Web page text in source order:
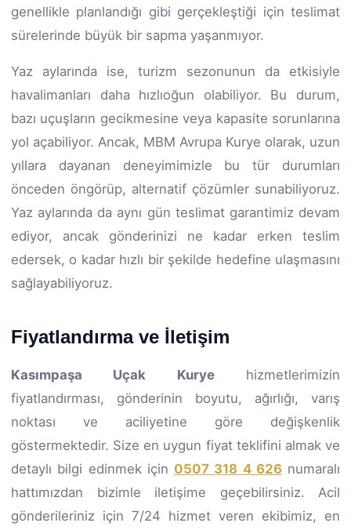
genellikle planlandığı gibi gerçekleştiği için teslimat
sürelerinde büyük bir sapma yaşanmıyor.
Yaz aylarında ise, turizm sezonunun da etkisiyle
havalimanları daha hızlıoğun olabiliyor. Bu durum,
bazı uçuşların gecikmesine veya kapasite sorunlarına
yol açabiliyor. Ancak, MBM Avrupa Kurye olarak, uzun
yıllara dayanan deneyimimizle bu tür durumları
önceden öngörüp, alternatif çözümler sunabiliyoruz.
Yaz aylarında da aynı gün teslimat garantimiz devam
ediyor, ancak gönderinizi ne kadar erken teslim
edersek, o kadar hızlı bir şekilde hedefine ulaşmasını
sağlayabiliyoruz.
Fiyatlandırma ve İletişim
Kasımpaşa Uçak Kuryehizmetlerimizin
fiyatlandırması, gönderinin boyutu, ağırlığı, varış
noktası ve aciliyetine göre değişkenlik
göstermektedir. Size en uygun fiyat teklifini almak ve
detaylı bilgi edinmek için 0507 318 4 626numaralı
hattımızdan bizimle iletişime geçebilirsiniz. Acil
gönderileriniz için 7/24 hizmet veren ekibimiz, en